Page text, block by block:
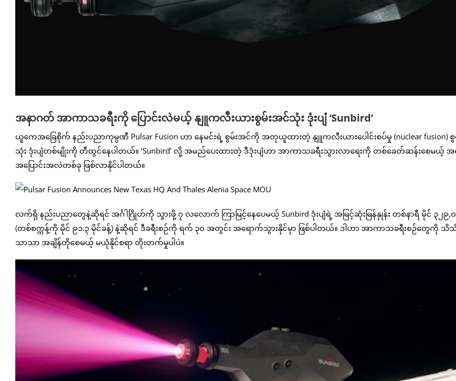
အနာဂတ် အာကာသခရီးကို ပြောင်းလဲမယ့် နျူကလီးယားစွမ်းအင်သုံး ဒုံးပျံ ‘Sunbird’
ယူကေအခြေစိုက် နည်းပညာကုမ္ပဏီ Pulsar Fusion ဟာ နေမင်းရဲ့ စွမ်းအင်ကို အတုယူထားတဲ့ နျူကလီးယားပေါင်းစပ်မှု (nuclear fusion)
သုံး ဒုံးပျံတစ်မျိုးကို တီထွင်နေပါတယ်။ ‘Sunbird’ လို့ အမည်ပေးထားတဲ့ ဒီဒုံးပျံဟာ အာကာသခရီးသွားလာရေးကို တစ်ခေတ်ဆန်းစေမယ့်
အပြောင်းအလဲတစ်ခု ဖြစ်လာနိုင်ပါတယ်။
လက်ရှိ နည်းပညာတွေနဲ့ဆိုရင် အင်္ဂါဂြိုဟ်ကို သွားဖို့ ၇ လလောက် ကြာမြင့်နေပေမယ့် Sunbird ဒုံးပျံရဲ့ အမြင့်ဆုံးမြန်နှုန်း တစ်နာရီ မိုင် ၃၂၉,
(တစ်စက္ကန့်ကို မိုင် ၉၁.၃ မိုင်ခန့်) နဲ့ဆိုရင် ဒီခရီးစဉ်ကို ရက် ၃၀ အတွင်း အရောက်သွားနိုင်မှာ ဖြစ်ပါတယ်။ ဒါဟာ အာကာသခရီးစဉ်တွေကို သိ
သာသာ အချိန်တိုစေမယ့် မယုံနိုင်စရာ တိုးတက်မှုပါပဲ။